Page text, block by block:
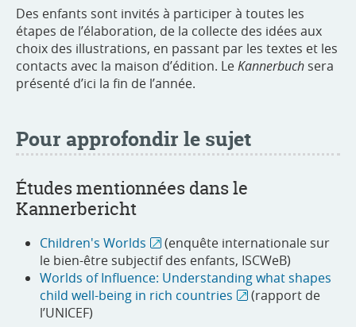
Des enfants sont invités à participer à toutes les
étapes de l’élaboration, de la collecte des idées aux
choix des illustrations, en passant par les textes et les
contacts avec la maison d’édition. LeKannerbuch sera
présenté d’ici la fin de l’année.
Pour approfondir le sujet
Études mentionnées dans le
Kannerbericht
Children's Worlds
(enquête internationale sur
le bien-être subjectif des enfants, ISCWeB)
Worlds of Influence: Understanding what shapes
child well-being in rich countries
(rapport de
l’UNICEF)